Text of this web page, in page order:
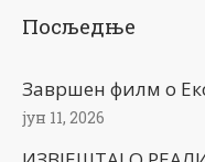
Посљедње
Завршен филм о
јун 11, 2026